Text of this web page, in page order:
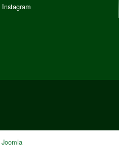
Instagram
Joomla